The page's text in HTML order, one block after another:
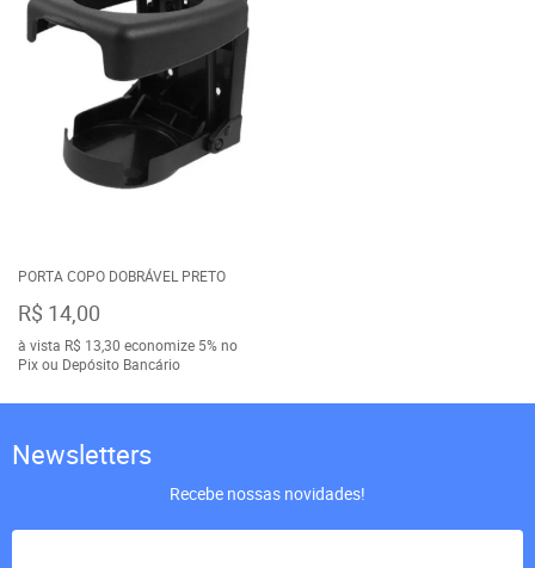
PORTA COPO DOBRÁVEL PRETO
R$ 14,00
à vista R$ 13,30 economize 5%no
Pix ou Depósito Bancário
Newsletters
Recebe nossas novidades!